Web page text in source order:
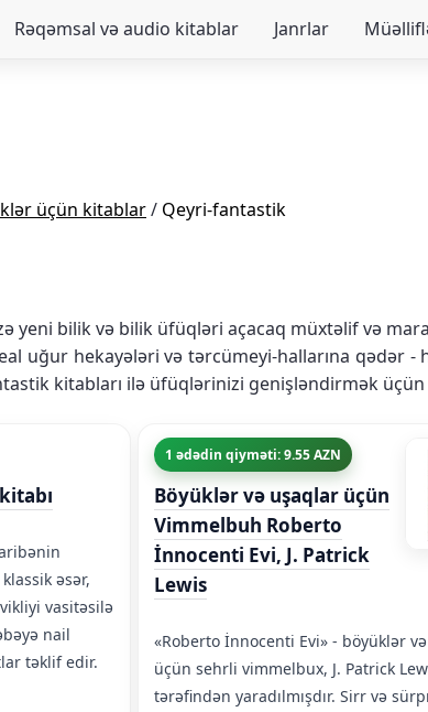
Rəqəmsal və audio kitablar Janrlar
üçün kitablar/ Qeyri-fantastik
yeni bilik və bilik üfüqləri açacaq müxtəlif və
uğur hekayələri və tərcümeyi-hallarına qədər
kitabları ilə üfüqlərinizi genişləndirmək üçün
əsər,
vasitəsilə
nail
təklif edir.
1 ədədin qiyməti: 9.55 AZN
Böyüklər və uşaqlar üçün
Vimmelbuh Roberto
İnnocenti Evi, J. Patrick
Lewis
«Roberto İnnocenti Evi» - böyüklər
üçün sehrli vimmelbux, J. Patrick
tərəfindən yaradılmışdır. Sirr və